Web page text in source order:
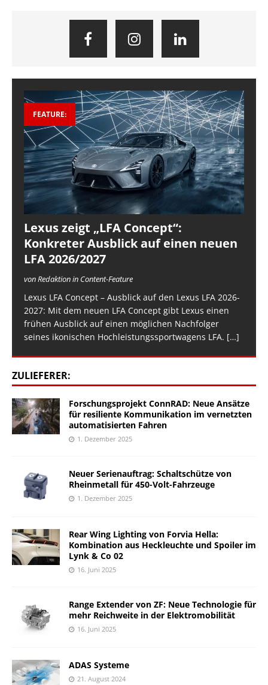
FEATURE:
Lexus zeigt „LFA Concept“:
Konkreter Ausblick auf einen neuen
LFA 2026/2027
von Redaktion in Content-Feature
Lexus LFA Concept – Ausblick auf den Lexus LFA 2026-
2027: Mit dem neuen LFA Concept gibt Lexus einen
frühen Ausblick auf einen möglichen Nachfolger
seines ikonischen Hochleistungssportwagens LFA. […]
ZULIEFERER:
Forschungsprojekt ConnRAD: Neue Ansätze
für resiliente Kommunikation im vernetzten
automatisierten Fahren
1. Dezember 2025
Neuer Serienauftrag: Schaltschütze von
Rheinmetall für 450-Volt-Fahrzeuge
1. Dezember 2025
Rear Wing Lighting von Forvia Hella:
Kombination aus Heckleuchte und Spoiler im
Lynk & Co 02
16. Juni 2025
Range Extender von ZF: Neue Technologie für
mehr Reichweite in der Elektromobilität
16. Juni 2025
ADAS Systeme
21. August 2024